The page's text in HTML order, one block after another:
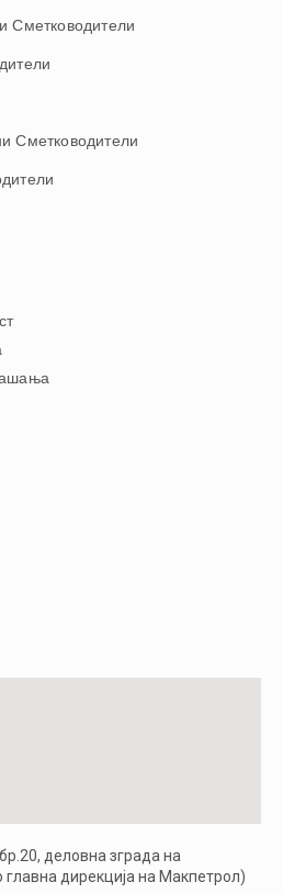
Сметководители
Сметководители
деловна зграда на
главна дирекција на Макпетрол)